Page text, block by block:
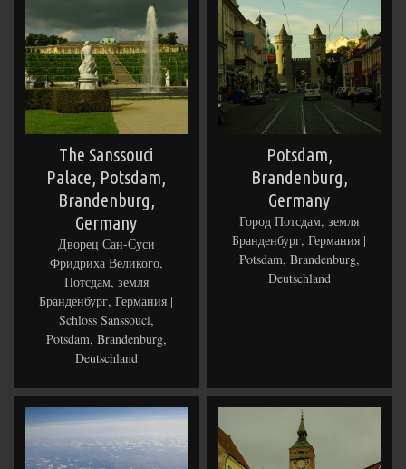
The Sanssouci
Palace, Potsdam,
Brandenburg,
Germany
Дворец Сан-Суси
Фридриха Великого,
Потсдам, земля
Бранденбург, Германия |
Schloss Sanssouci,
Potsdam, Brandenburg,
Deutschland
Potsdam,
Brandenburg,
Germany
Город Потсдам, земля
Бранденбург, Германия |
Potsdam, Brandenburg,
Deutschland